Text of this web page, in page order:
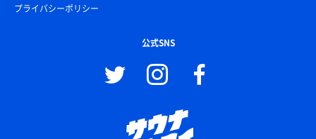
プライバシーポリシー
公式SNS